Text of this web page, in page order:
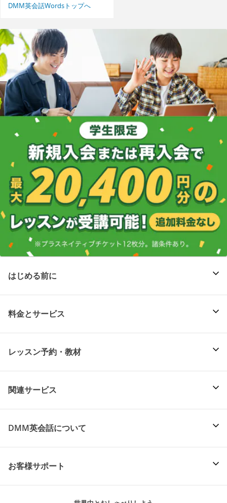
DMM英会話Wordsトップへ
はじめる前に
料金とサービス
レッスン予約・教材
関連サービス
DMM英会話について
お客様サポート